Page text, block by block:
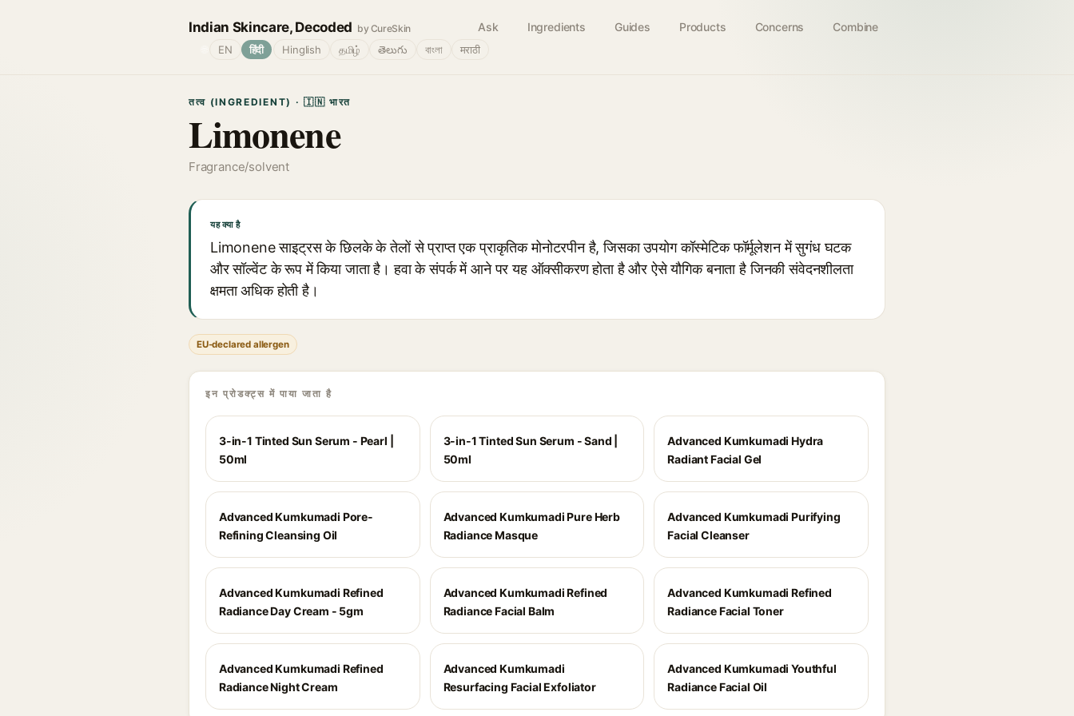
Indian Skincare, Decoded by CureSkin Ask Ingredients Guides Products Concerns Combine
EN हिंदी Hinglish தமிழ் తెలుగు বাংলা मराठी
तत्व (INGREDIENT) · 🇮🇳 भारत
Limonene
Fragrance/solvent
यह क्या है
Limonene साइट्रस के छिलके के तेलों से प्राप्त एक प्राकृतिक मोनोटरपीन है, जिसका उपयोग कॉस्मेटिक फॉर्मूलेशन में सुगंध घटक
और सॉल्वेंट के रूप में किया जाता है। हवा के संपर्क में आने पर यह ऑक्सीकरण होता है और ऐसे यौगिक बनाता है जिनकी संवेदनशीलता
क्षमता अधिक होती है।
EU-declared allergen
इन प्रोडक्ट्स में पाया जाता है
3-in-1 Tinted Sun Serum - Pearl |
50ml
3-in-1 Tinted Sun Serum - Sand |
50ml
Advanced Kumkumadi Hydra
Radiant Facial Gel
Advanced Kumkumadi Pore-
Refining Cleansing Oil
Advanced Kumkumadi Pure Herb
Radiance Masque
Advanced Kumkumadi Purifying
Facial Cleanser
Advanced Kumkumadi Refined
Radiance Day Cream - 5gm
Advanced Kumkumadi Refined
Radiance Facial Balm
Advanced Kumkumadi Refined
Radiance Facial Toner
Advanced Kumkumadi Refined
Radiance Night Cream
Advanced Kumkumadi
Resurfacing Facial Exfoliator
Advanced Kumkumadi Youthful
Radiance Facial Oil